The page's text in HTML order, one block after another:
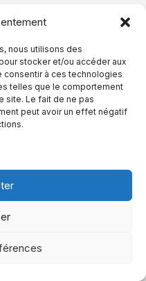
nous utilisons des
stocker et/ou accéder aux
consentir à ces technologies
telles que le comportement
site. Le fait de ne pas
peut avoir un effet négatif
et budget